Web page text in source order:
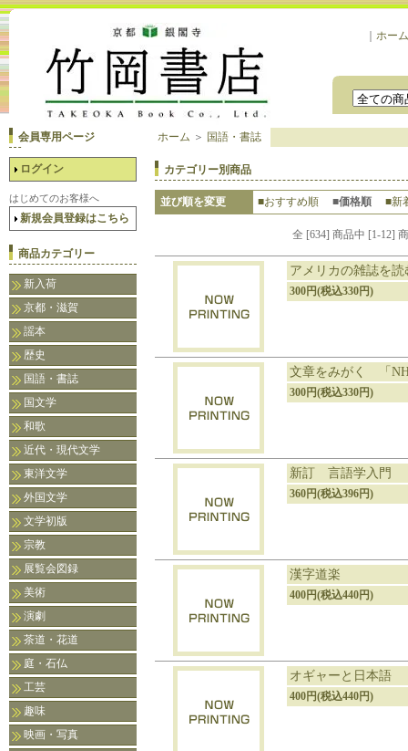
ホーム
会員専用ページ
ログイン
はじめてのお客様へ
新規会員登録はこちら
商品カテゴリー
新入荷
京都・滋賀
謡本
歴史
国語・書誌
国文学
和歌
近代・現代文学
東洋文学
外国文学
文学初版
宗教
展覧会図録
美術
演劇
茶道・花道
庭・石仏
工芸
趣味
映画・写真
ホーム ＞ 国語・書誌
カテゴリー別商品
並び順を変更 ■おすすめ順 ■価格順 ■新
全 [634] 商品中 [1-12]
アメリカの雑誌を
300円(税込330円)
文章をみがく 「
300円(税込330円)
新訂 言語学入門
360円(税込396円)
漢字道楽
400円(税込440円)
オギャーと日本語
400円(税込440円)